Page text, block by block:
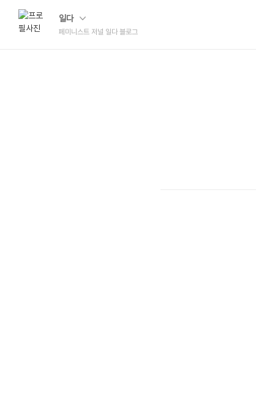
일다
페미니스트 저널 일다 블로그